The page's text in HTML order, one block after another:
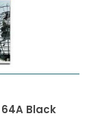
Black